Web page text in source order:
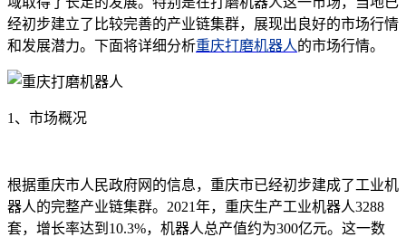
经初步建立了比较完善的产业链集群，展现出良好的市场行情
和发展潜力。下面将详细分析重庆打磨机器人的市场行情。
1、市场概况
根据重庆市人民政府网的信息，重庆市已经初步建成了工业机
器人的完整产业链集群。2021年，重庆生产工业机器人3288
套，增长率达到10.3%，机器人总产值约为300亿元。这一数